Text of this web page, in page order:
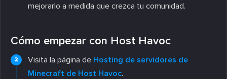
mejorarlo a medida que crezca tu comunidad.
Cómo empezar con Host Havoc
Visita la página de Hosting de servidores de
Minecraft de Host Havoc.